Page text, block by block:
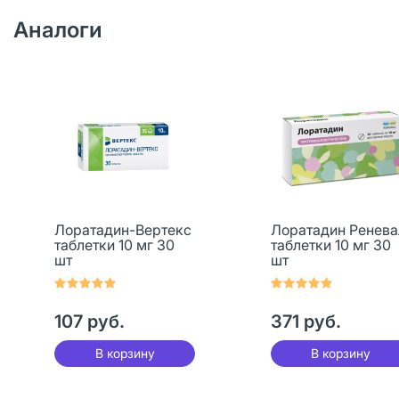
Аналоги
Лоратадин-Вертекс
таблетки 10 мг 30
шт
107 руб.
В корзину
Лоратадин
таблетки 10 мг 30
шт
371 руб.
В корзину